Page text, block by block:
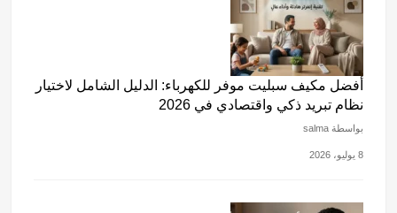
أفضل مكيف سبليت موفر للكهرباء: الدليل الشامل لاختيار
نظام تبريد ذكي واقتصادي في 2026
بواسطة salma
8 يوليو، 2026